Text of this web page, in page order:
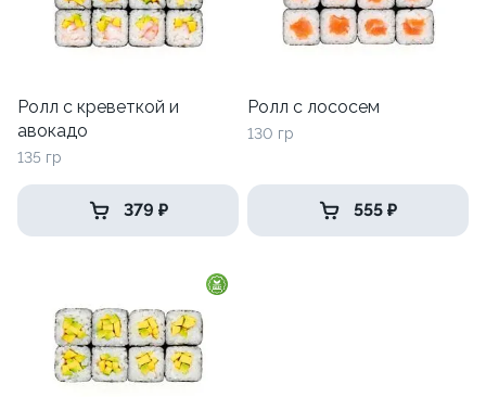
Ролл с креветкой и
авокадо
135 гр
379 ₽
Ролл с лососем
130 гр
555 ₽